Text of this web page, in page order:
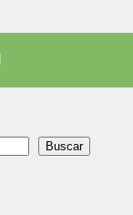
Buscar